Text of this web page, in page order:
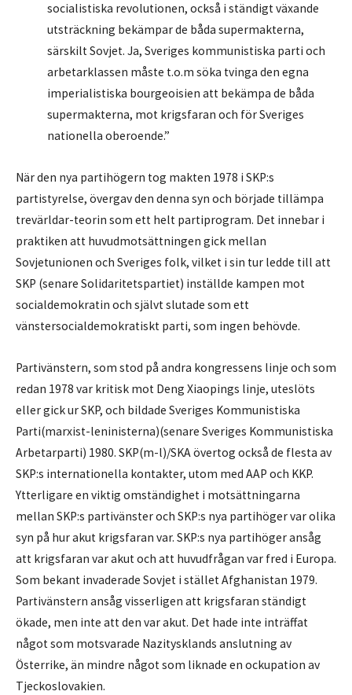
socialistiska revolutionen, också i ständigt växande
utsträckning bekämpar de båda supermakterna,
särskilt Sovjet. Ja, Sveriges kommunistiska parti och
arbetarklassen måste t.o.m söka tvinga den egna
imperialistiska bourgeoisien att bekämpa de båda
supermakterna, mot krigsfaran och för Sveriges
nationella oberoende.”
När den nya partihögern tog makten 1978 i SKP:s
partistyrelse, övergav den denna syn och började tillämpa
trevärldar-teorin som ett helt partiprogram. Det innebar i
praktiken att huvudmotsättningen gick mellan
Sovjetunionen och Sveriges folk, vilket i sin tur ledde till att
SKP (senare Solidaritetspartiet) inställde kampen mot
socialdemokratin och självt slutade som ett
vänstersocialdemokratiskt parti, som ingen behövde.
Partivänstern, som stod på andra kongressens linje och som
redan 1978 var kritisk mot Deng Xiaopings linje, uteslöts
eller gick ur SKP, och bildade Sveriges Kommunistiska
Parti(marxist-leninisterna)(senare Sveriges Kommunistiska
Arbetarparti) 1980. SKP(m-l)/SKA övertog också de flesta av
SKP:s internationella kontakter, utom med AAP och KKP.
Ytterligare en viktig omständighet i motsättningarna
mellan SKP:s partivänster och SKP:s nya partihöger var olika
syn på hur akut krigsfaran var. SKP:s nya partihöger ansåg
att krigsfaran var akut och att huvudfrågan var fred i Europa.
Som bekant invaderade Sovjet i stället Afghanistan 1979.
Partivänstern ansåg visserligen att krigsfaran ständigt
ökade, men inte att den var akut. Det hade inte inträffat
något som motsvarade Nazitysklands anslutning av
Österrike, än mindre något som liknade en ockupation av
Tjeckoslovakien.